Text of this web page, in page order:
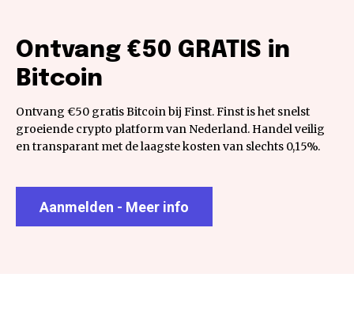
Ontvang €50 GRATIS in
Bitcoin
Ontvang €50 gratis Bitcoin bij Finst. Finst is het snelst
groeiende crypto platform van Nederland. Handel veilig
en transparant met de laagste kosten van slechts 0,15%.
Aanmelden - Meer info